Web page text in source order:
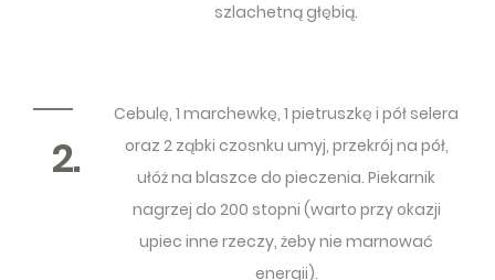
szlachetną głębią.
2.
Cebulę, 1 marchewkę, 1 pietruszkę i pół selera
oraz 2 ząbki czosnku umyj, przekrój na pół,
ułóż na blaszce do pieczenia. Piekarnik
nagrzej do 200 stopni (warto przy okazji
upiec inne rzeczy, żeby nie marnować
energii).